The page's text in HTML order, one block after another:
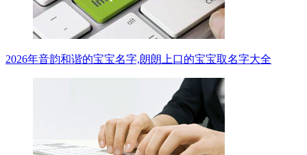
2026年音韵和谐的宝宝名字,朗朗上口的宝宝取名字大全